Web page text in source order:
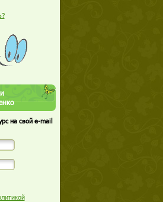
на свой e-mail